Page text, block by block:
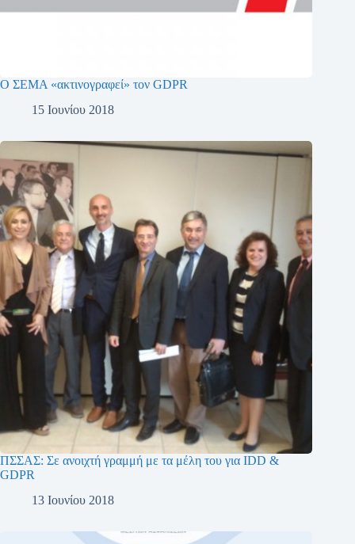
Ο ΣΕΜΑ «ακτινογραφεί» τον GDPR
15 Ιουνίου 2018
ΠΣΣΑΣ: Σε ανοιχτή γραμμή με τα μέλη του για IDD &
GDPR
13 Ιουνίου 2018